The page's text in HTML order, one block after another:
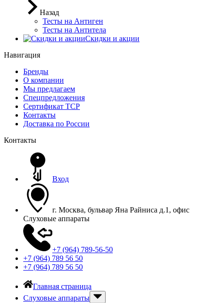
Назад
Тесты на Антиген
Тесты на Антитела
Скидки и акции
Навигация
Бренды
О компании
Мы предлагаем
Спецпредложения
Сертификат ТСР
Контакты
Доставка по России
Контакты
Вход
г. Москва, бульвар Яна Райниса д.1, офис
Слуховые аппараты
+7 (964) 789-56-50
+7 (964) 789 56 50
+7 (964) 789 56 50
Главная страница
Слуховые аппараты